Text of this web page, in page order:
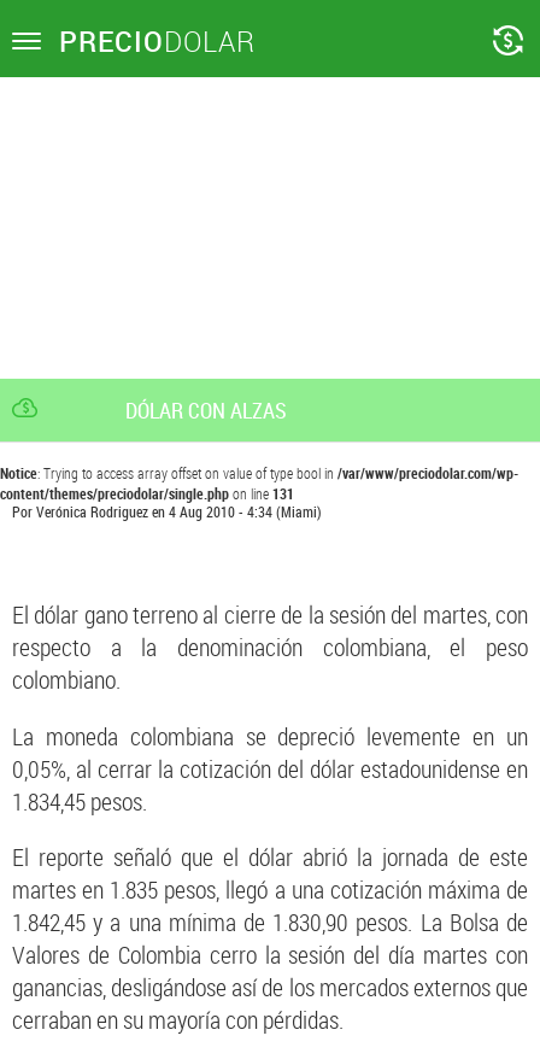
Toggle PRECIODOLAR
DÓLAR CON ALZAS
Notice: Trying to access array offset on value of type bool in /var/www/preciodolar.com/wp-
content/themes/preciodolar/single.phpon line131
PorVerónica Rodriguezen4 Aug 2010 - 4:34(Miami)
El dólar gano terreno al cierre de la sesión del martes, con
respecto a la denominación colombiana, el peso
colombiano.
La moneda colombiana se depreció levemente en un
0,05%, al cerrar la cotización del dólar estadounidense en
1.834,45 pesos.
El reporte señaló que el dólar abrió la jornada de este
martes en 1.835 pesos, llegó a una cotización máxima de
1.842,45 y a una mínima de 1.830,90 pesos. La Bolsa de
Valores de Colombia cerro la sesión del día martes con
ganancias, desligándose así de los mercados externos que
cerraban en su mayoría con pérdidas.